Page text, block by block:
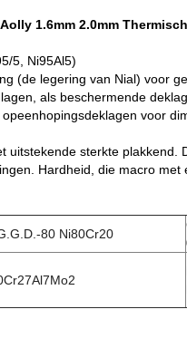
1.6mm 2.0mm
5, Ni95Al5)
(de legering van Nial) voor
als beschermende
voor
uitstekende sterkte
Hardheid, die macro
80 Ni80Cr20